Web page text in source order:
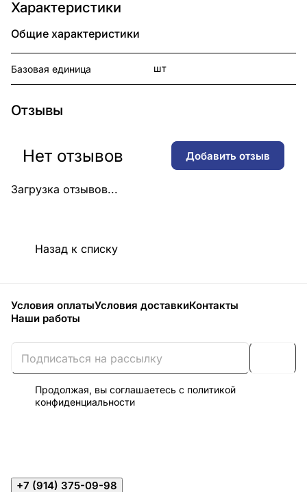
Характеристики
Общие характеристики
Базовая единица шт
Отзывы
Загрузка отзывов...
Нет отзывов Добавить отзыв
Назад к списку
Условия оплатыУсловия доставкиКонтакты
Наши работы
Продолжая, вы соглашаетесь с политикой
конфиденциальности
+7 (914) 375-09-98